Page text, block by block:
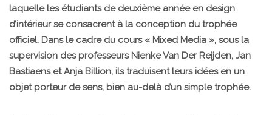
laquelle les étudiants de deuxième année en design
d’intérieur se consacrent à la conception du trophée
officiel. Dans le cadre du cours « Mixed Media », sous la
supervision des professeurs Nienke Van Der Reijden, Jan
Bastiaens et Anja Billion, ils traduisent leurs idées en un
objet porteur de sens, bien au-delà d’un simple trophée.